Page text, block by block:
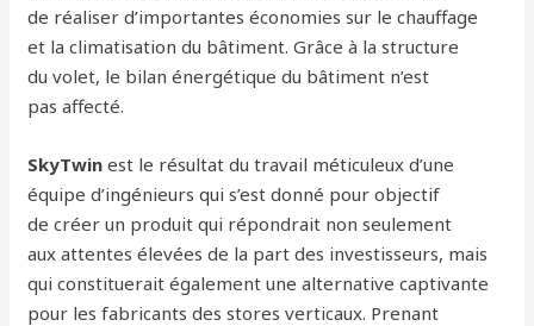
de réaliser d’importantes économies sur le chauffage
et la climatisation du bâtiment. Grâce à la structure
du volet, le bilan énergétique du bâtiment n’est
pas affecté.
SkyTwin est le résultat du travail méticuleux d’une
équipe d’ingénieurs qui s’est donné pour objectif
de créer un produit qui répondrait non seulement
aux attentes élevées de la part des investisseurs, mais
qui constituerait également une alternative captivante
pour les fabricants des stores verticaux. Prenant